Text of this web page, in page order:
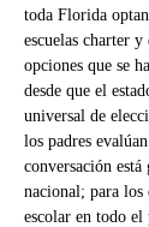
toda Florida
escuelas charter
opciones que se
desde que el
universal de
los padres
conversación
nacional; para los
escolar en todo el